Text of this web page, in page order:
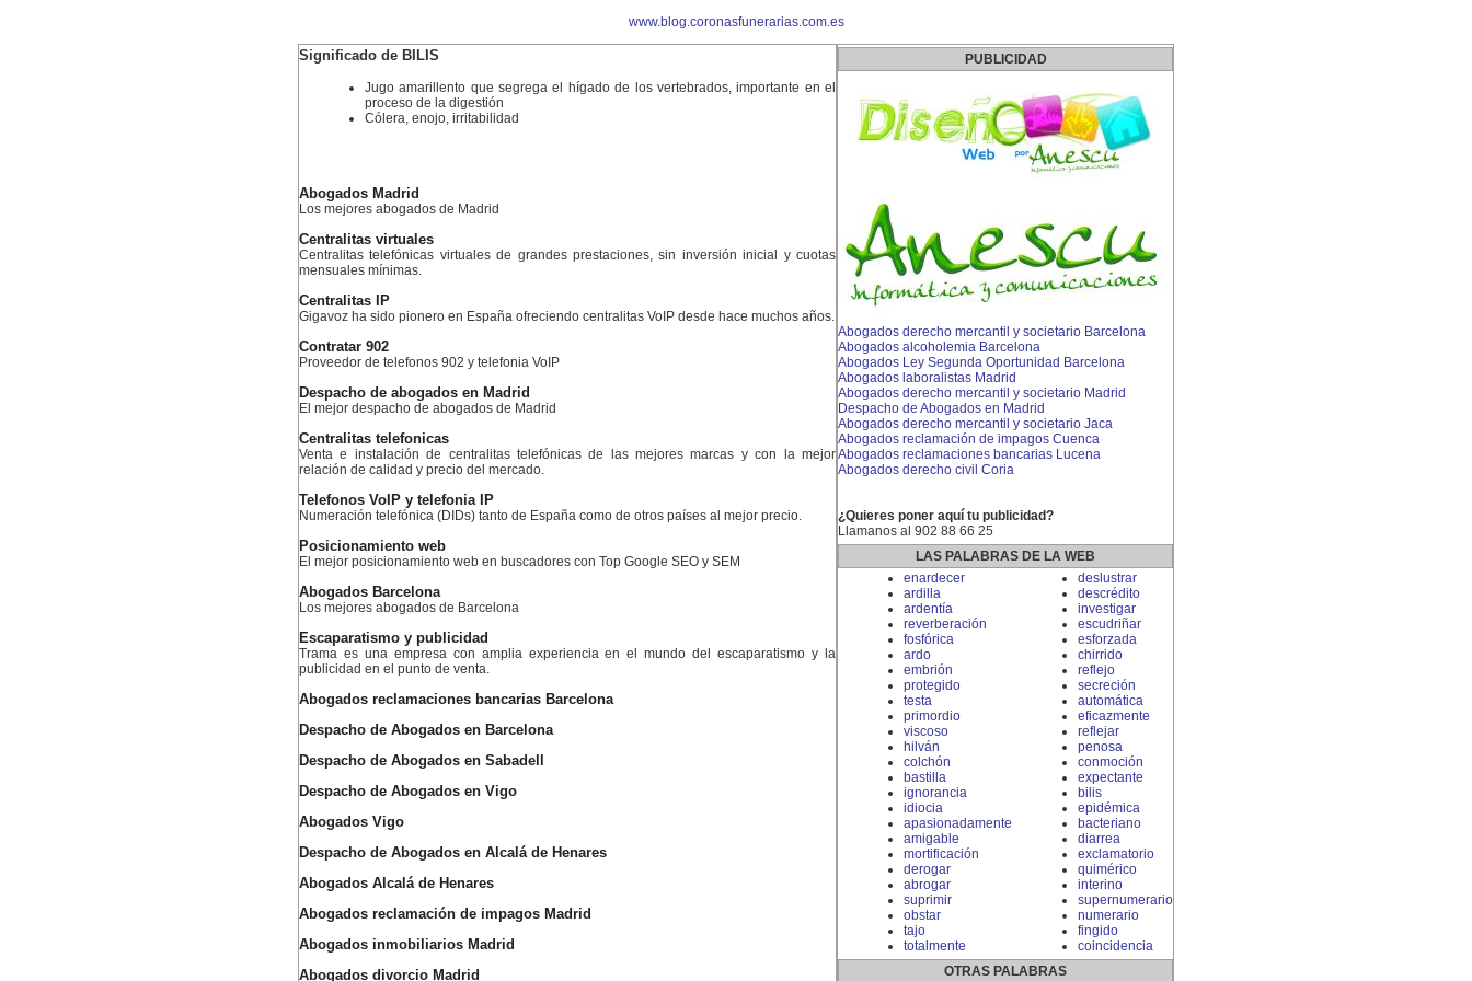
www.blog.coronasfunerarias.com.es
Significado de BILIS
Jugo amarillento que segrega el hígado de los vertebrados, importante en el
proceso de la digestión
Cólera, enojo, irritabilidad
Abogados Madrid
Los mejores abogados de Madrid
Centralitas virtuales
Centralitas telefónicas virtuales de grandes prestaciones, sin inversión inicial y cuotas
mensuales mínimas.
Centralitas IP
Gigavoz ha sido pionero en España ofreciendo centralitas VoIP desde hace muchos años.
Contratar 902
Proveedor de telefonos 902 y telefonia VoIP
Despacho de abogados en Madrid
El mejor despacho de abogados de Madrid
Centralitas telefonicas
Venta e instalación de centralitas telefónicas de las mejores marcas y con la mejor
relación de calidad y precio del mercado.
Telefonos VoIP y telefonia IP
Numeración telefónica (DIDs) tanto de España como de otros países al mejor precio.
Posicionamiento web
El mejor posicionamiento web en buscadores con Top Google SEO y SEM
Abogados Barcelona
Los mejores abogados de Barcelona
Escaparatismo y publicidad
Trama es una empresa con amplia experiencia en el mundo del escaparatismo y la
publicidad en el punto de venta.
Abogados reclamaciones bancarias Barcelona
Despacho de Abogados en Barcelona
Despacho de Abogados en Sabadell
Despacho de Abogados en Vigo
Abogados Vigo
Despacho de Abogados en Alcalá de Henares
Abogados Alcalá de Henares
Abogados reclamación de impagos Madrid
Abogados inmobiliarios Madrid
Abogados divorcio Madrid
PUBLICIDAD
Abogados derecho mercantil y societario Barcelona
Abogados alcoholemia Barcelona
Abogados Ley Segunda Oportunidad Barcelona
Abogados laboralistas Madrid
Abogados derecho mercantil y societario Madrid
Despacho de Abogados en Madrid
Abogados derecho mercantil y societario Jaca
Abogados reclamación de impagos Cuenca
Abogados reclamaciones bancarias Lucena
Abogados derecho civil Coria
¿Quieres poner aquí tu publicidad?
Llamanos al 902 88 66 25
LAS PALABRAS DE LA WEB
enardecer
ardilla
ardentía
reverberación
fosfórica
ardo
embrión
protegido
testa
primordio
viscoso
hilván
colchón
bastilla
ignorancia
idiocia
apasionadamente
amigable
mortificación
derogar
abrogar
suprimir
obstar
tajo
totalmente
deslustrar
descrédito
investigar
escudriñar
esforzada
chirrido
reflejo
secreción
automática
eficazmente
reflejar
penosa
conmoción
expectante
bilis
epidémica
bacteriano
diarrea
exclamatorio
quimérico
interino
supernumerario
numerario
fingido
coincidencia
OTRAS PALABRAS